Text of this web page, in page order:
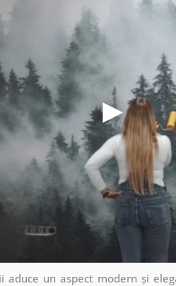
aduce un aspect modern și